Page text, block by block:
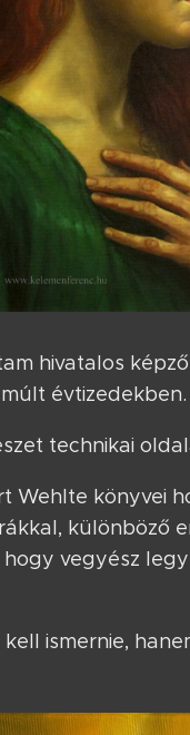
hivatalos
évtizedekben.
technikai
Wehlte könyvei
különböző
vegyész
ismernie,